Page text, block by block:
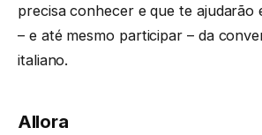
precisa conhecer e que te ajudarão
– e até mesmo participar – da
italiano.
Allora